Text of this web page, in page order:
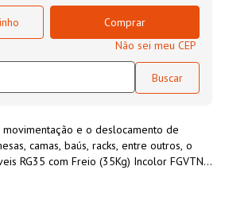
Comprar
Não sei meu CEP
e o deslocamento de
camas, baús, racks, entre outros, o
RG35 com Freio (35Kg) Incolor FGVTN
para seus projetos. Ele tem